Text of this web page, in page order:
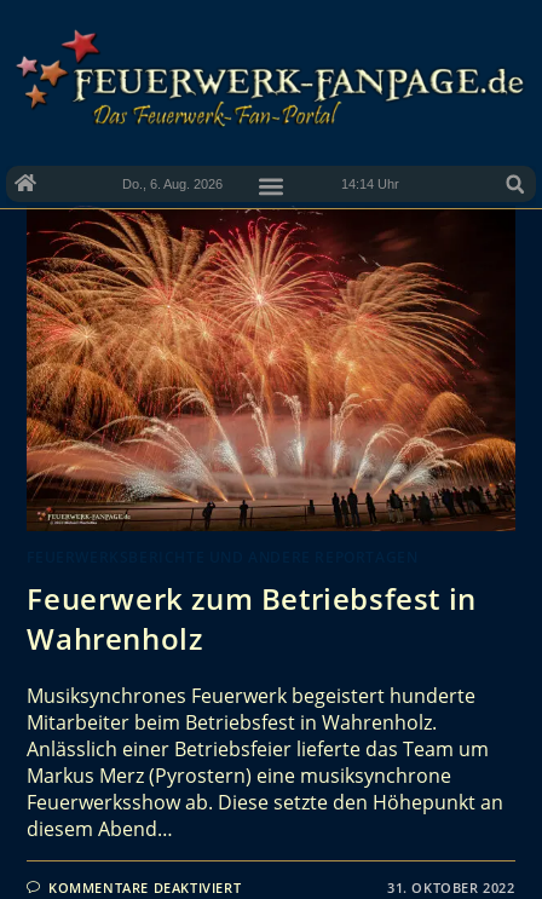
Do., 6. Aug. 2026 14:14 Uhr
Feuerwerk zum Betriebsfest in
Wahrenholz
Musiksynchrones Feuerwerk begeistert hunderte
Mitarbeiter beim Betriebsfest in Wahrenholz.
Anlässlich einer Betriebsfeier lieferte das Team um
Markus Merz (Pyrostern) eine musiksynchrone
Feuerwerksshow ab. Diese setzte den Höhepunkt an
diesem Abend…
KOMMENTARE DEAKTIVIERT 31. OKTOBER 2022